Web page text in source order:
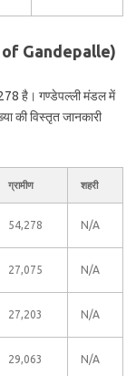
of Gandepalle)
है। गण्डेपल्ली मंडल में
की विस्तृत जानकारी
ग्रामीण शहरी
54,278 N/A
27,075 N/A
27,203 N/A
29,063 N/A